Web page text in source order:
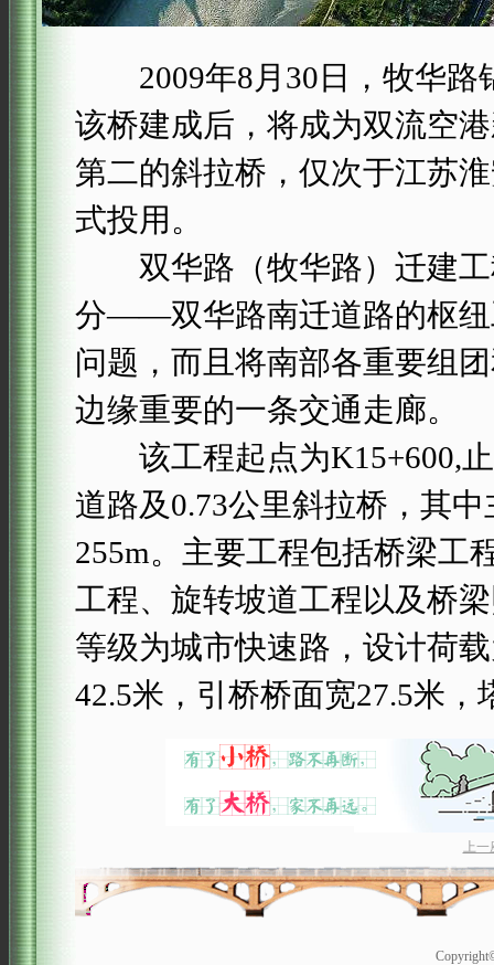
2009年8月30日，牧华路
该桥建成后，将成为双流空
第二的斜拉桥，仅次于江苏
式投用。
双华路（牧华路）迁建工
分——双华路南迁道路的枢纽
问题，而且将南部各重要组
边缘重要的一条交通走廊。
该工程起点为K15+600,止
道路及0.73公里斜拉桥，其
255m。主要工程包括桥梁工
工程、旋转坡道工程以及桥
等级为城市快速路，设计荷
42.5米，引桥桥面宽27.5米，
上一